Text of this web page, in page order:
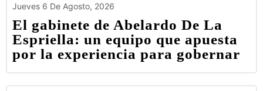
Jueves 6 De Agosto, 2026
El gabinete de Abelardo De La
Espriella: un equipo que apuesta
por la experiencia para gobernar